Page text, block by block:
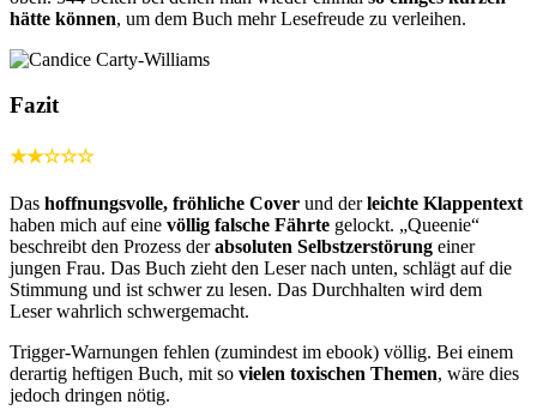
hätte können, um dem Buch mehr Lesefreude zu verleihen.
Fazit
★★☆☆☆
Das hoffnungsvolle, fröhliche Cover und derleichte Klappentext
haben mich auf eine völlig falsche Fährte gelockt. „Queenie“
beschreibt den Prozess derabsoluten Selbstzerstörung einer
jungen Frau. Das Buch zieht den Leser nach unten, schlägt auf die
Stimmung und ist schwer zu lesen. Das Durchhalten wird dem
Leser wahrlich schwergemacht.
Trigger-Warnungen fehlen (zumindest im ebook) völlig. Bei einem
derartig heftigen Buch, mit so vielen toxischen Themen, wäre dies
jedoch dringen nötig.